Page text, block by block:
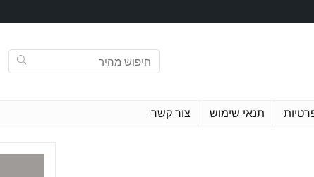
תנאי שימוש צור קשר